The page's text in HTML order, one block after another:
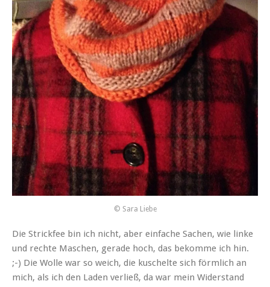
© Sara Liebe
Die Strickfee bin ich nicht, aber einfache Sachen, wie linke
und rechte Maschen, gerade hoch, das bekomme ich hin.
;-) Die Wolle war so weich, die kuschelte sich förmlich an
mich, als ich den Laden verließ, da war mein Widerstand